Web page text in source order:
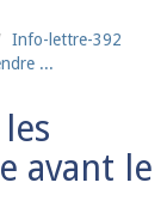
Info-lettre-392
...
avant le